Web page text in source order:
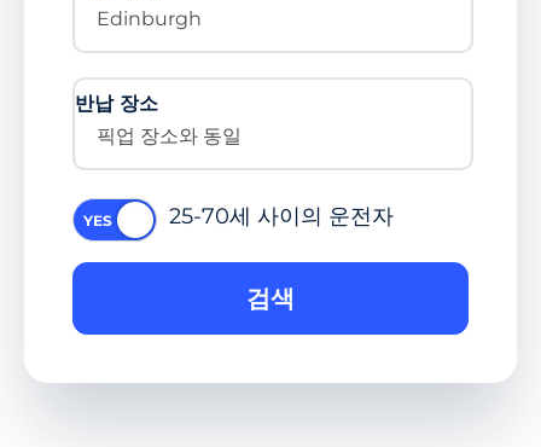
Edinburgh
반납 장소
픽업 장소와 동일
25-70세 사이의 운전자
검색